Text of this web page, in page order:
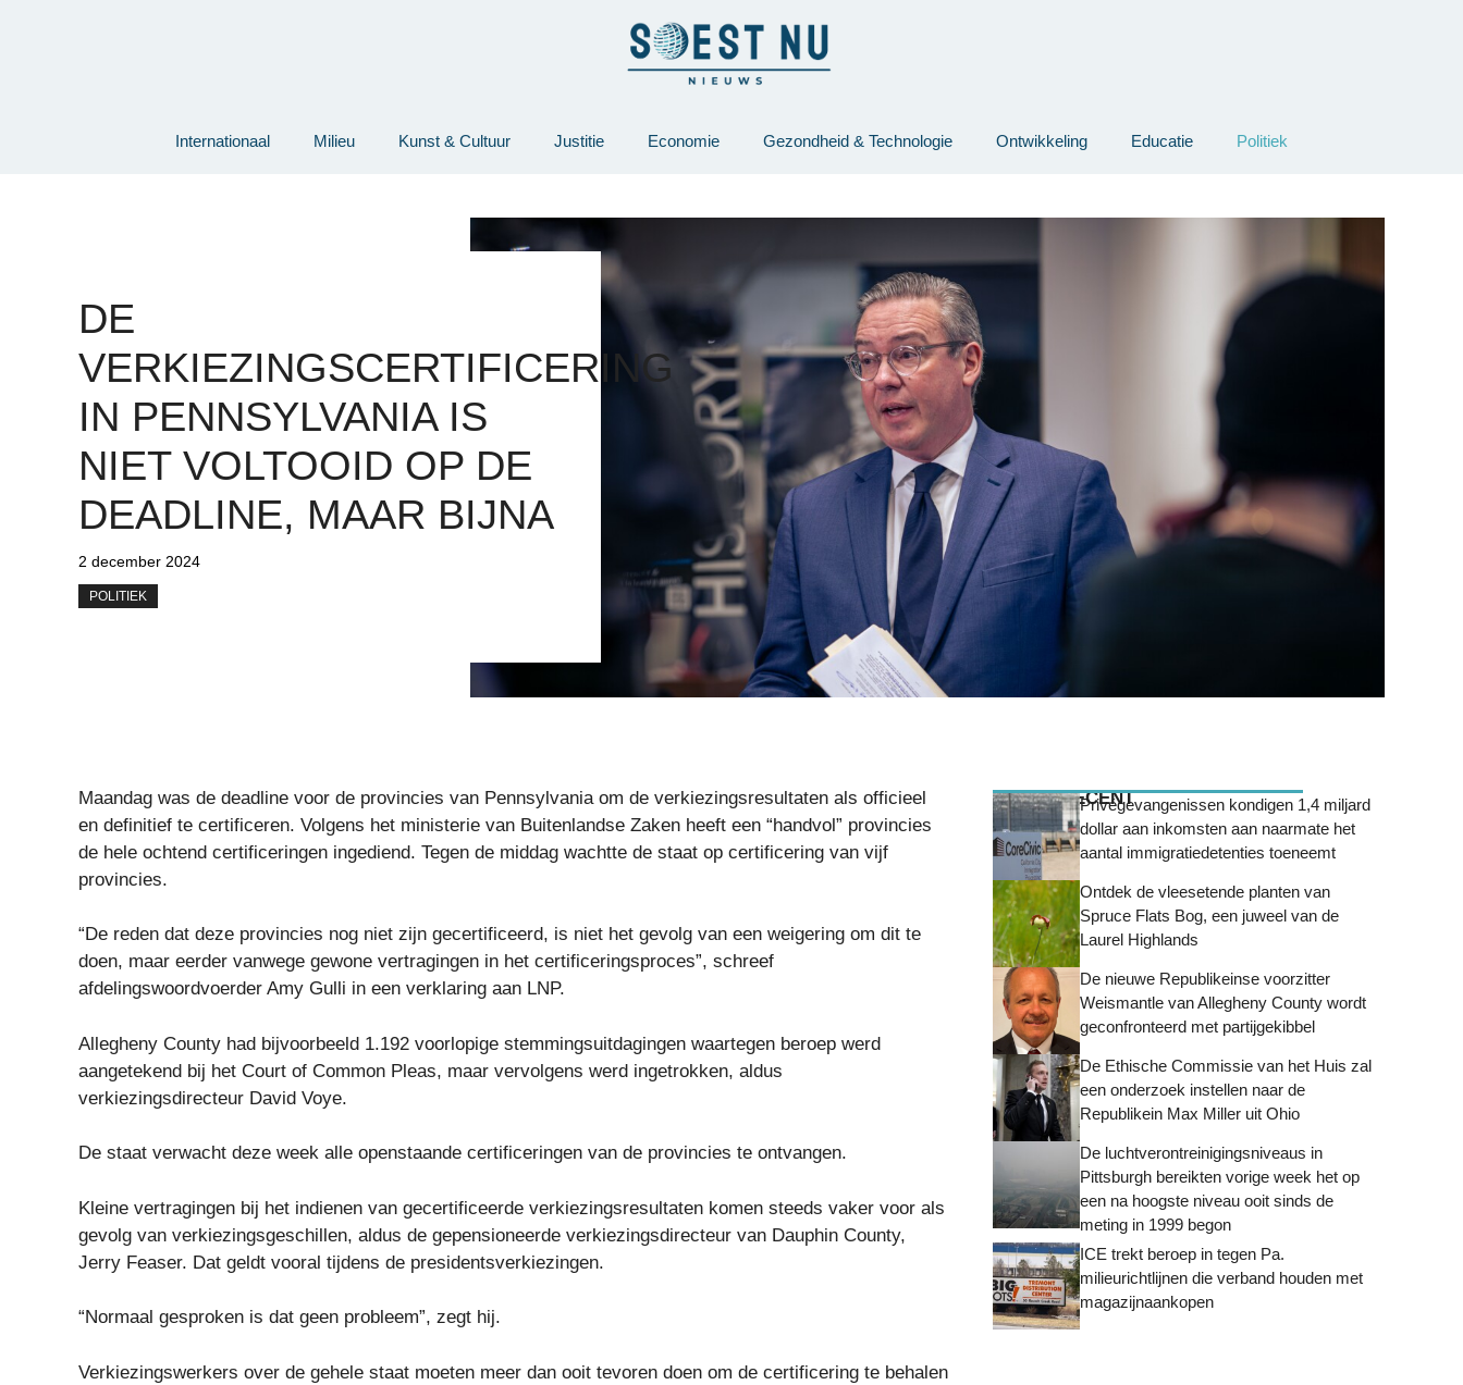
Internationaal Milieu Kunst & Cultuur Justitie Economie Gezondheid & Technologie Ontwikkeling Educatie Politiek
DE
VERKIEZINGSCERTIFICERING
IN PENNSYLVANIA IS
NIET VOLTOOID OP DE
DEADLINE, MAAR BIJNA
2 december 2024
POLITIEK
Maandag was de deadline voor de provincies van Pennsylvania om de verkiezingsresultaten als officieel
en definitief te certificeren. Volgens het ministerie van Buitenlandse Zaken heeft een “handvol” provincies
de hele ochtend certificeringen ingediend. Tegen de middag wachtte de staat op certificering van vijf
provincies.
“De reden dat deze provincies nog niet zijn gecertificeerd, is niet het gevolg van een weigering om dit te
doen, maar eerder vanwege gewone vertragingen in het certificeringsproces”, schreef
afdelingswoordvoerder Amy Gulli in een verklaring aan LNP.
Allegheny County had bijvoorbeeld 1.192 voorlopige stemmingsuitdagingen waartegen beroep werd
aangetekend bij het Court of Common Pleas, maar vervolgens werd ingetrokken, aldus
verkiezingsdirecteur David Voye.
De staat verwacht deze week alle openstaande certificeringen van de provincies te ontvangen.
Kleine vertragingen bij het indienen van gecertificeerde verkiezingsresultaten komen steeds vaker voor als
gevolg van verkiezingsgeschillen, aldus de gepensioneerde verkiezingsdirecteur van Dauphin County,
Jerry Feaser. Dat geldt vooral tijdens de presidentsverkiezingen.
“Normaal gesproken is dat geen probleem”, zegt hij.
Verkiezingswerkers over de gehele staat moeten meer dan ooit tevoren doen om de certificering te behalen
MEEST RECENTPrivégevangenissen kondigen 1,4 miljard
dollar aan inkomsten aan naarmate het
aantal immigratiedetenties toeneemt
Ontdek de vleesetende planten van
Spruce Flats Bog, een juweel van de
Laurel Highlands
De nieuwe Republikeinse voorzitter
Weismantle van Allegheny County wordt
geconfronteerd met partijgekibbel
De Ethische Commissie van het Huis zal
een onderzoek instellen naar de
Republikein Max Miller uit Ohio
De luchtverontreinigingsniveaus in
Pittsburgh bereikten vorige week het op
een na hoogste niveau ooit sinds de
meting in 1999 begon
ICE trekt beroep in tegen Pa.
milieurichtlijnen die verband houden met
magazijnaankopen